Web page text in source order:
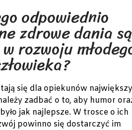
odpowiednio
zdrowe dania są
rozwoju
się dla opiekunów
zadbać o to, aby humor
jak najlepsze. W trosce o ich
powinno się dostarczyć im